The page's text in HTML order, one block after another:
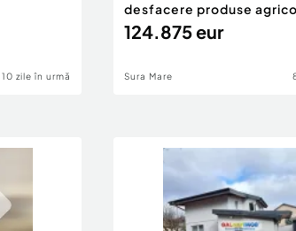
10 zile în urmă
desfacere produse
124.875 eur
Sura Mare